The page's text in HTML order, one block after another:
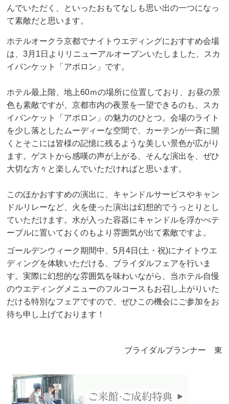
んでいただく、といったおもてなしも思い出の一つになっ
て素敵だと思います。
ホテルオークラ京都でナイトウエディングにおすすめ会場
は、3月1日よりリニューアルオープンいたしました、スカ
イバンケット「アポロン」です。
ホテル最上階、地上60ｍの場所に位置しており、お昼の景
色も素敵ですが、京都市内の夜景を一望できるのも、スカ
イバンケット「アポロン」の魅力のひとつ。会場のライト
を少し落としたムーディーな空間で、カーテンが一斉に開
くとそこには皆様の記憶に残るような美しい景色が広がり
ます。ゲストから感嘆の声が上がる、そんな演出を、ぜひ
大切な方々と楽しんでいただければと思います。
このほかおすすめの演出に、キャンドルサービスやキャン
ドルリレーなど、火を使った演出は幻想的でうっとりとし
ていただけます。水が入った容器にキャンドルを浮かべテ
ーブルに置いておくのもより雰囲気が出て素敵ですよ。
ゴールデンウィーク期間中、5月4日(土・祝)にナイトウエ
ディングを体験いただける、ブライダルフェアを行いま
す。実際に幻想的な雰囲気を味わいながら、当ホテル自慢
のウエディングメニューのフルコースもお召し上がりいた
だける特別なフェアですので、ぜひこの機会にご参加をお
待ち申し上げております！
ブライダルプランナー 東